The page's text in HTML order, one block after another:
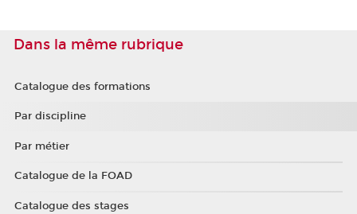
Dans la même rubrique
Catalogue des formations
Par discipline
Par métier
Catalogue de la FOAD
Catalogue des stages